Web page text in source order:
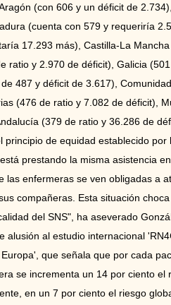
(con 606 y un déficit de
(cuenta con 579 y requeriría
17.293 más), Castilla-La
ratio y 2.970 de déficit), Galicia
487 y déficit de 3.617),
(476 de ratio y 7.082 de déficit),
(379 de ratio y 36.286 de
principio de equidad establecido
prestando la misma asistencia
las enfermeras se ven obligadas a
compañeras. Esta situación
del SNS", ha aseverado
alusión al estudio internacional
que señala que por cada
se incrementa un 14 por ciento el
en un 7 por ciento el riesgo